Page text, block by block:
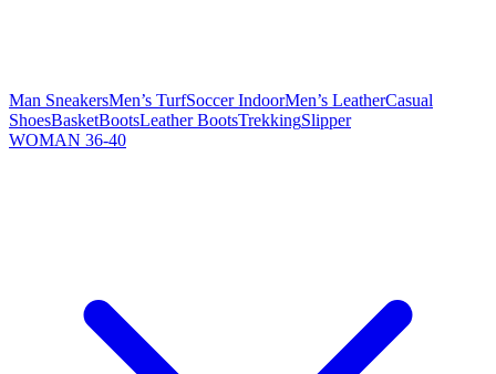
Man SneakersMen’s TurfSoccer IndoorMen’s LeatherCasual
ShoesBasketBootsLeather BootsTrekkingSlipper
WOMAN 36-40